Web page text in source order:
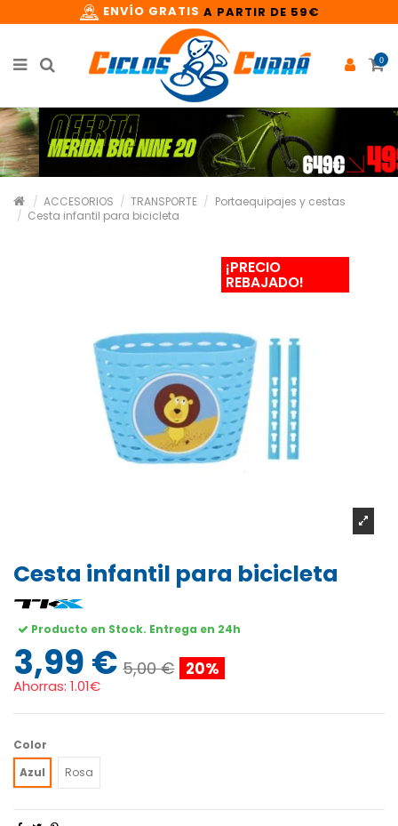
ENVÍO GRATIS A PARTIR DE 59€
0
ACCESORIOS TRANSPORTE
Portaequipajes y cestas
Cesta infantil para bicicleta
¡PRECIO
REBAJADO!
Cesta infantil para bicicleta
Producto en Stock. Entrega en 24h
3,99 € 5,00 € 20%
Ahorras: 1.01€
Color
Azul
Rosa